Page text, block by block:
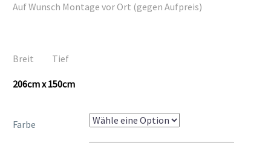
Auf Wunsch Montage vor Ort (gegen Aufpreis)
Breit Tief
206cm x 150cm
Farbe